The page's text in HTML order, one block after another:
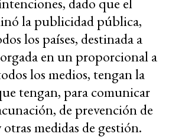
la publicidad pública,
los países, destinada a
en un proporcional a
los medios, tengan la
tengan, para comunicar
de prevención de
medidas de gestión.